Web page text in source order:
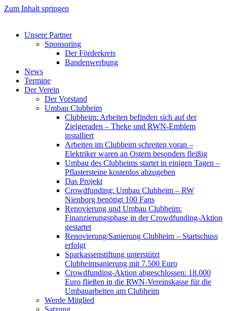
Zum Inhalt springen
Unsere Partner
Sponsoring
Der Förderkreis
Bandenwerbung
News
Termine
Der Verein
Der Vorstand
Umbau Clubheim
Clubheim: Arbeiten befinden sich auf der
Zielgeraden – Theke und RWN-Emblem
installiert
Arbeiten im Clubheim schreiten voran –
Elektriker waren an Ostern besonders fleißig
Umbau des Clubheims startet in einigen Tagen –
Pflastersteine kostenlos abzugeben
Das Projekt
Crowdfunding: Umbau Clubheim – RW
Nienborg benötigt 100 Fans
Renovierung und Umbau Clubheim:
Finanzierungsphase in der Crowdfunding-Aktion
gestartet
Renovierung/Sanierung Clubheim – Startschuss
erfolgt
Sparkassenstiftung unterstützt
Clubheimsanierung mit 7.500 Euro
Crowdfunding-Aktion abgeschlossen: 18.000
Euro fließen in die RWN-Vereinskasse für die
Umbauarbeiten am Clubheim
Werde Mitglied
Satzung